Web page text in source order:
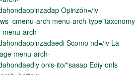
Opinzón=/iv
arch menu-arch-type"taxcnomy
menu-arch-
Scomo nd=/iv La
menu-arch-
onls-ito/"sasap Ediy onls